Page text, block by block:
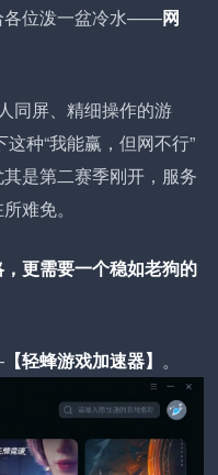
各位泼一盆冷水——网
同屏、精细操作的游
种“我能赢，但网不行”
是第二赛季刚开，服务
难免。
更需要一个稳如老狗的
【轻蜂游戏加速器】 。